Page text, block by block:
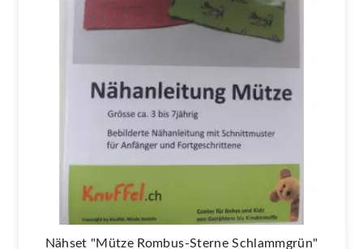
Nähset "Mütze Rombus-Sterne Schlammgrün"